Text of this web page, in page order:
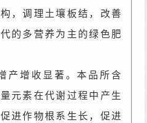
，调理土壤板结，改善
的多营养为主的绿色肥
产增收显著。本品所含
元素在代谢过程中产 生
进作物根系生长，促进